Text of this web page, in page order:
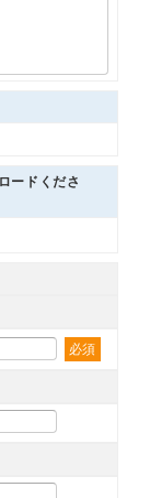
ードくださ
必須